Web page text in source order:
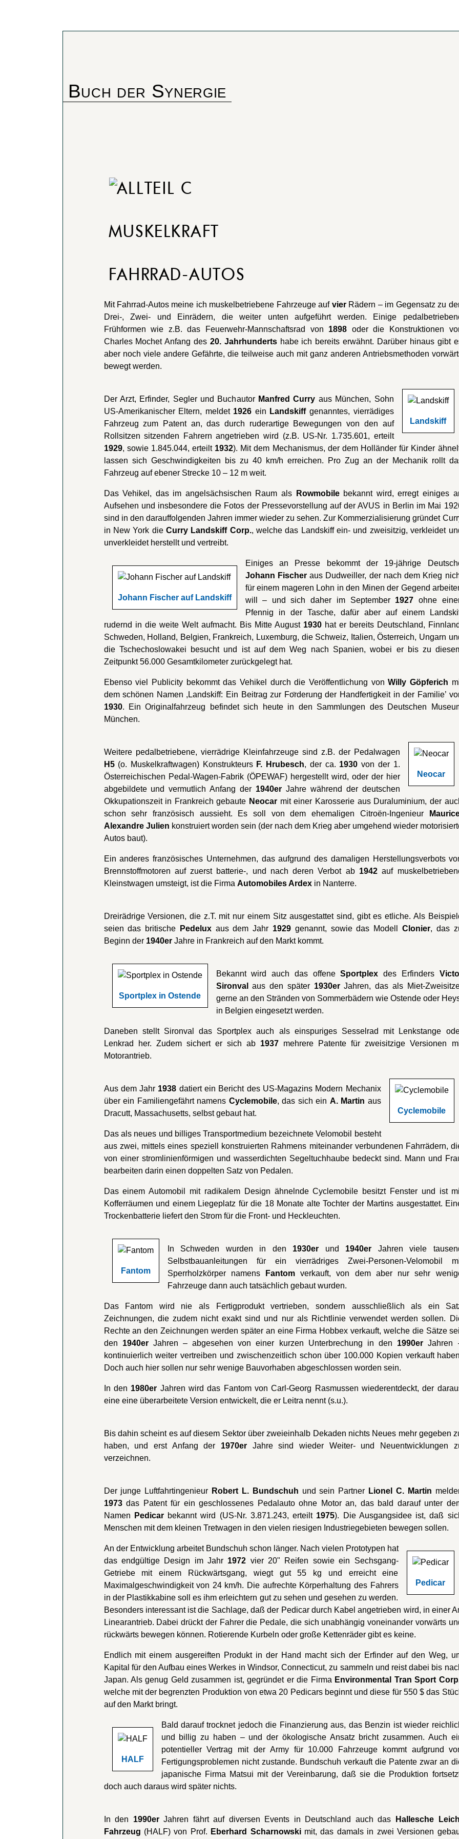
Buch der Synergie
TEIL C
MUSKELKRAFT
FAHRRAD-AUTOS
Mit Fahrrad-Autos meine ich muskelbetriebene Fahrzeuge auf vierRädern – im Gegensatz zu
Drei-, Zwei- und Einrädern, die weiter unten aufgeführt werden. Einige
Frühformen wie z.B. das Feuerwehr-Mannschaftsrad von 1898 oder die Konstruktionen
Charles Mochet Anfang des 20. Jahrhundertshabe ich bereits erwähnt. Darüber hinaus gibt
aber noch viele andere Gefährte, die teilweise auch mit ganz anderen Antriebsmethoden
bewegt werden.
Landskiff
Der Arzt, Erfinder, Segler und Buchautor Manfred Curry aus München, Sohn
US-Amerikanischer Eltern, meldet 1926 ein Landskiffgenanntes, vierrädiges
Fahrzeug zum Patent an, das durch ruderartige Bewegungen von den auf
Rollsitzen sitzenden Fahrern angetrieben wird (z.B. US-Nr. 1.735.601, erteilt
1929, sowie 1.845.044, erteilt 1932). Mit dem Mechanismus, der dem Holländer für Kinder
lassen sich Geschwindigkeiten bis zu 40 km/h erreichen. Pro Zug an der Mechanik rollt
Fahrzeug auf ebener Strecke 10 – 12 m weit.
Das Vehikel, das im angelsächsischen Raum als Rowmobilebekannt wird, erregt einiges
Aufsehen und insbesondere die Fotos der Pressevorstellung auf der AVUS in Berlin im Mai
sind in den darauffolgenden Jahren immer wieder zu sehen. Zur Kommerzialisierung gründet
in New York die Curry Landskiff Corp., welche das Landskiff ein- und zweisitzig, verkleidet
unverkleidet herstellt und vertreibt.
Johann Fischer auf Landskiff
Einiges an Presse bekommt der 19-jährige
Johann Fischeraus Dudweiller, der nach dem Krieg
für einem mageren Lohn in den Minen der Gegend
will – und sich daher im September 1927 ohne
Pfennig in der Tasche, dafür aber auf einem
rudernd in die weite Welt aufmacht. Bis Mitte August 1930hat er bereits Deutschland,
Schweden, Holland, Belgien, Frankreich, Luxemburg, die Schweiz, Italien, Österreich, Ungarn
die Tschechoslowakei besucht und ist auf dem Weg nach Spanien, wobei er bis zu
Zeitpunkt 56.000 Gesamtkilometer zurückgelegt hat.
Ebenso viel Publicity bekommt das Vehikel durch die Veröffentlichung vonWilly Göpferich
dem schönen Namen ,Landskiff: Ein Beitrag zur Forderung der Handfertigkeit in der Familie’
1930. Ein Originalfahrzeug befindet sich heute in den Sammlungen des Deutschen
München.
Neocar
Weitere pedalbetriebene, vierrädrige Kleinfahrzeuge sind z.B. der Pedalwagen
H5(o. Muskelkraftwagen) Konstrukteurs F. Hrubesch, der ca. 1930 von der 1.
Österreichischen Pedal-Wagen-Fabrik (ÖPEWAF) hergestellt wird, oder der hier
abgebildete und vermutlich Anfang der 1940erJahre während der deutschen
Okkupationszeit in Frankreich gebaute Neocar mit einer Karosserie aus Duraluminium, der
schon sehr französisch aussieht. Es soll von dem ehemaligen Citroën-Ingenieur
Alexandre Julien konstruiert worden sein (der nach dem Krieg aber umgehend wieder
Autos baut).
Ein anderes französisches Unternehmen, das aufgrund des damaligen Herstellungsverbots
Brennstoffmotoren auf zuerst batterie-, und nach deren Verbot ab 1942auf
Kleinstwagen umsteigt, ist die Firma Automobiles Ardexin Nanterre.
Dreirädrige Versionen, die z.T. mit nur einem Sitz ausgestattet sind, gibt es etliche. Als
seien das britische
Pedeluxaus dem Jahr 1929 genannt, sowie das Modell Clonier, das
Beginn der 1940erJahre in Frankreich auf den Markt kommt.
Sportplex in Ostende
Bekannt wird auch das offeneSportplex des Erfinders
Sironval
aus den später 1930erJahren, das als Miet-
gerne an den Stränden von Sommerbädern wie Ostende oder
in Belgien eingesetzt werden.
Daneben stellt Sironval das Sportplex auch als einspuriges Sesselrad mit Lenkstange
Lenkrad her. Zudem sichert er sich ab 1937 mehrere Patente für zweisitzige Versionen
Motorantrieb.
Cyclemobile
Aus dem Jahr 1938 datiert ein Bericht des US-Magazins Modern Mechanix
über ein Familiengefährt namens Cyclemobile, das sich ein A. Martin aus
Dracutt, Massachusetts, selbst gebaut hat.
Das als neues und billiges Transportmedium bezeichnete Velomobil besteht
aus zwei, mittels eines speziell konstruierten Rahmens miteinander verbundenen Fahrrädern,
von einer stromlinienförmigen und wasserdichten Segeltuchhaube bedeckt sind. Mann und
bearbeiten darin einen doppelten Satz von Pedalen.
Das einem Automobil mit radikalem Design ähnelnde Cyclemobile besitzt Fenster und ist
Kofferräumen und einem Liegeplatz für die 18 Monate alte Tochter der Martins ausgestattet.
Trockenbatterie liefert den Strom für die Front- und Heckleuchten.
Fantom
In Schweden wurden in den 1930er und 1940er Jahren viele
Selbstbauanleitungen für ein vierrädriges Zwei-Personen-Velomobil
Sperrholzkörper namens
Fantomverkauft, von dem aber nur sehr
Fahrzeuge dann auch tatsächlich gebaut wurden.
Das Fantom wird nie als Fertigprodukt vertrieben, sondern ausschließlich als ein
Zeichnungen, die zudem nicht exakt sind und nur als Richtlinie verwendet werden sollen.
Rechte an den Zeichnungen werden später an eine Firma Hobbex verkauft, welche die Sätze
den 1940erJahren – abgesehen von einer kurzen Unterbrechung in den 1990er Jahren
kontinuierlich weiter vertreiben und zwischenzeitlich schon über 100.000 Kopien verkauft
Doch auch hier sollen nur sehr wenige Bauvorhaben abgeschlossen worden sein.
In den 1980er Jahren wird das Fantom von Carl-Georg Rasmussen wiederentdeckt, der
eine eine überarbeitete Version entwickelt, die er Leitra nennt (s.u.).
Bis dahin scheint es auf diesem Sektor über zweieinhalb Dekaden nichts Neues mehr gegeben
haben, und erst Anfang der 1970erJahre sind wieder Weiter- und Neuentwicklungen
verzeichnen.
Der junge Luftfahrtingenieur Robert L. Bundschuh und sein Partner Lionel C. Martin
1973das Patent für ein geschlossenes Pedalauto ohne Motor an, das bald darauf unter
Namen
Pedicarbekannt wird (US-Nr. 3.871.243, erteilt 1975). Die Ausgangsidee ist, daß
Menschen mit dem kleinen Tretwagen in den vielen riesigen Industriegebieten bewegen sollen.
Pedicar
An der Entwicklung arbeitet Bundschuh schon länger. Nach vielen Prototypen hat
das endgültige Design im Jahr 1972 vier 20" Reifen sowie ein Sechsgang-
Getriebe mit einem Rückwärtsgang, wiegt gut 55 kg und erreicht eine
Maximalgeschwindigkeit von 24 km/h. Die aufrechte Körperhaltung des Fahrers
in der Plastikkabine soll es ihm erleichtern gut zu sehen und gesehen zu werden.
Besonders interessant ist die Sachlage, daß der Pedicar durch Kabel angetrieben wird, in einer
Linearantrieb. Dabei drückt der Fahrer die Pedale, die sich unabhängig voneinander vorwärts
rückwärts bewegen können. Rotierende Kurbeln oder große Kettenräder gibt es keine.
Endlich mit einem ausgereiften Produkt in der Hand macht sich der Erfinder auf den Weg,
Kapital für den Aufbau eines Werkes in Windsor, Connecticut, zu sammeln und reist dabei bis
Japan. Als genug Geld zusammen ist, gegründet er die Firma Environmental Tran Sport
welche mit der begrenzten Produktion von etwa 20 Pedicars beginnt und diese für 550 $ das
auf den Markt bringt.
HALF
Bald darauf trocknet jedoch die Finanzierung aus, das Benzin ist wieder
und billig zu haben – und der ökologische Ansatz bricht zusammen. Auch
potentieller Vertrag mit der Army für 10.000 Fahrzeuge kommt aufgrund
Fertigungsproblemen nicht zustande. Bundschuh verkauft die Patente zwar an
japanische Firma Matsui mit der Vereinbarung, daß sie die Produktion
doch auch daraus wird später nichts.
In den 1990erJahren fährt auf diversen Events in Deutschland auch das
Hallesche
Fahrzeug (HALF) von Prof. Eberhard Scharnowskimit, das damals in zwei Versionen